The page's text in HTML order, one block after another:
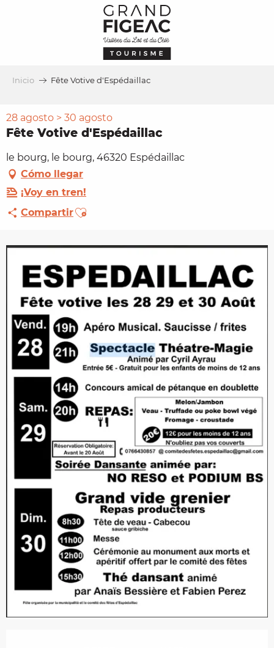
Inicio Fête Votive d'Espédaillac
28 agosto > 30 agosto
Fête Votive d'Espédaillac
le bourg, le bourg, 46320 Espédaillac
Cómo llegar
¡Voy en tren!
CompartirAjouter aux favoris